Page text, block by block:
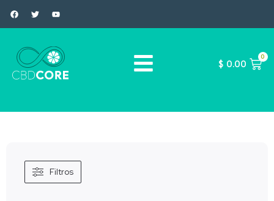
$ 0.00
0
Filtros